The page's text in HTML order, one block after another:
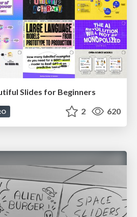
Slides for Beginners
2 620